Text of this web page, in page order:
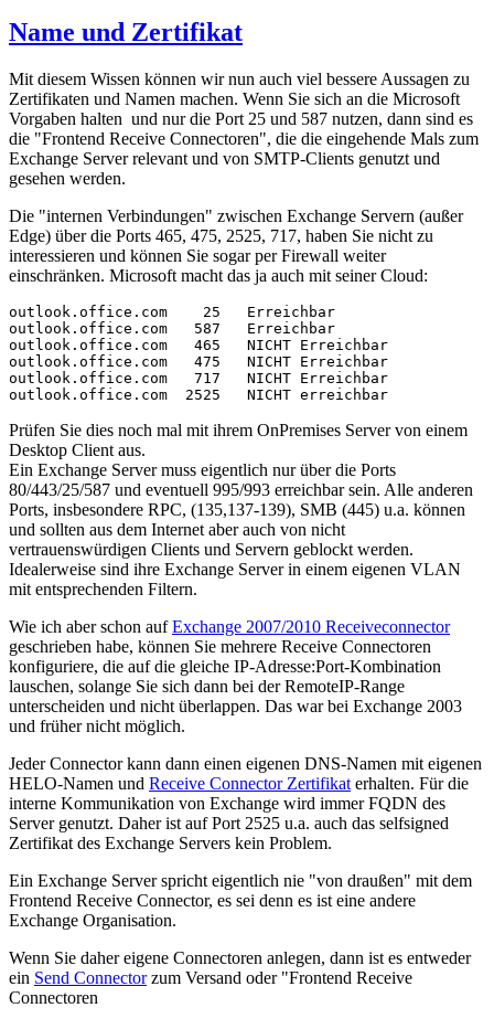
Name und Zertifikat
Mit diesem Wissen können wir nun auch viel bessere Aussagen zu
Zertifikaten und Namen machen. Wenn Sie sich an die Microsoft
Vorgaben halten und nur die Port 25 und 587 nutzen, dann sind es
die "Frontend Receive Connectoren", die die eingehende Mals zum
Exchange Server relevant und von SMTP-Clients genutzt und
gesehen werden.
Die "internen Verbindungen" zwischen Exchange Servern (außer
Edge) über die Ports 465, 475, 2525, 717, haben Sie nicht zu
interessieren und können Sie sogar per Firewall weiter
einschränken. Microsoft macht das ja auch mit seiner Cloud:
outlook.office.com    25   Erreichbar
outlook.office.com   587   Erreichbar
outlook.office.com   465   NICHT Erreichbar
outlook.office.com   475   NICHT Erreichbar
outlook.office.com   717   NICHT Erreichbar
outlook.office.com  2525   NICHT erreichbar
Prüfen Sie dies noch mal mit ihrem OnPremises Server von einem
Desktop Client aus.
Ein Exchange Server muss eigentlich nur über die Ports
80/443/25/587 und eventuell 995/993 erreichbar sein. Alle anderen
Ports, insbesondere RPC, (135,137-139), SMB (445) u.a. können
und sollten aus dem Internet aber auch von nicht
vertrauenswürdigen Clients und Servern geblockt werden.
Idealerweise sind ihre Exchange Server in einem eigenen VLAN
mit entsprechenden Filtern.
Wie ich aber schon aufExchange 2007/2010 Receiveconnector
geschrieben habe, können Sie mehrere Receive Connectoren
konfiguriere, die auf die gleiche IP-Adresse:Port-Kombination
lauschen, solange Sie sich dann bei der RemoteIP-Range
unterscheiden und nicht überlappen. Das war bei Exchange 2003
und früher nicht möglich.
Jeder Connector kann dann einen eigenen DNS-Namen mit eigenen
HELO-Namen und Receive Connector Zertifikat erhalten. Für die
interne Kommunikation von Exchange wird immer FQDN des
Server genutzt. Daher ist auf Port 2525 u.a. auch das selfsigned
Zertifikat des Exchange Servers kein Problem.
Ein Exchange Server spricht eigentlich nie "von draußen" mit dem
Frontend Receive Connector, es sei denn es ist eine andere
Exchange Organisation.
Wenn Sie daher eigene Connectoren anlegen, dann ist es entweder
ein Send Connectorzum Versand oder "Frontend Receive
Connectoren